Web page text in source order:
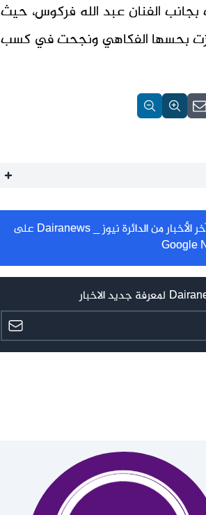
بجانب الفنان عبد الله فركوس، حيث
بحسها الفكاهي ونجحت في كسب
تابع آخر الأخبار من الدائرة نيوز _ Dairanews على
Google